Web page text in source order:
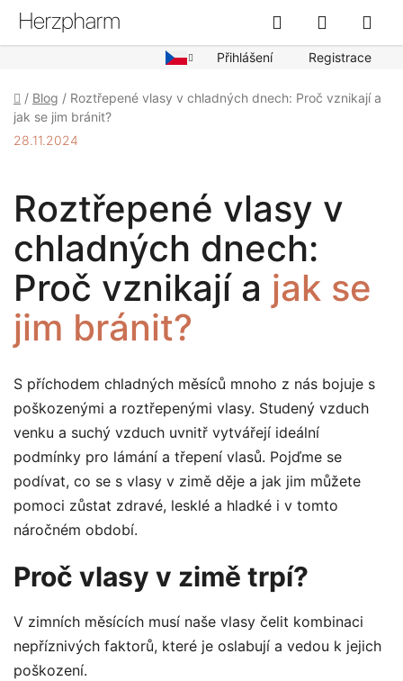
Přejít
obsah
Přihlášení Registrace
Hledat
KOŠÍK
Domů
/ Blog / Roztřepené vlasy v chladných dnech: Proč vznikají a
jak se jim bránit?
28.11.2024
Roztřepené vlasy v
chladných dnech:
Proč vznikají a jak se
jim bránit?
S příchodem chladných měsíců mnoho z nás bojuje s
poškozenými a roztřepenými vlasy. Studený vzduch
venku a suchý vzduch uvnitř vytvářejí ideální
podmínky pro lámání a třepení vlasů. Pojďme se
podívat, co se s vlasy v zimě děje a jak jim můžete
pomoci zůstat zdravé, lesklé a hladké i v tomto
náročném období.
Proč vlasy v zimě trpí?
V zimních měsících musí naše vlasy čelit kombinaci
nepříznivých faktorů, které je oslabují a vedou k jejich
poškození.